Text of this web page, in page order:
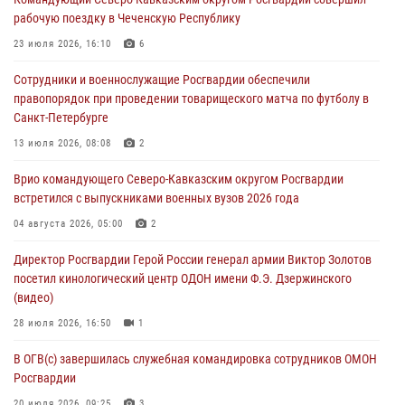
09 августа 2026, 05:00
проходит в Сибири
09 августа 2026, 04:00 5
Росгвардейцы провели патриотическое занятие для детей на
08 августа 2026, 14:10 3
В ЛНР росгвардейцы провели тренировку по единоборствам для
08 августа 2026, 13:00
рабочую поездку в Чеченскую Республику
23 июля 2026, 16:10 6
Сотрудники и военнослужащие Росгвардии обеспечили
правопорядок при проведении товарищеского матча по футболу в
Санкт-Петербурге
13 июля 2026, 08:08 2
Врио командующего Северо-Кавказским округом Росгвардии
встретился с выпускниками военных вузов 2026 года
04 августа 2026, 05:00 2
Директор Росгвардии Герой России генерал армии Виктор Золотов
посетил кинологический центр ОДОН имени Ф.Э. Дзержинского
(видео)
28 июля 2026, 16:50 1
В ОГВ(с) завершилась служебная командировка сотрудников ОМОН
Росгвардии